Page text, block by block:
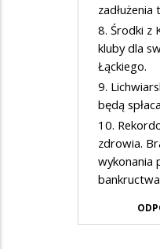
8. Środki z
kluby dla
Łąckiego.
9.
będą
10.
zdrowia.
wykonania